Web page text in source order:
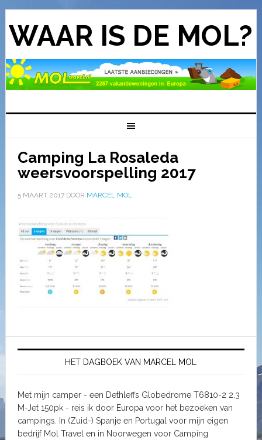
WAAR IS DE MOL?
Camping La Rosaleda
weersvoorspelling 2017
5 MAART 2017DOOR MARCEL MOL
HET DAGBOEK VAN MARCEL MOL
Met mijn camper - een Dethleffs Globedrome T6810-2 2.3
M-Jet 150pk - reis ik door Europa voor het bezoeken van
campings. In (Zuid-) Spanje en Portugal voor mijn eigen
bedrijf Mol Travel en in Noorwegen voor Camping